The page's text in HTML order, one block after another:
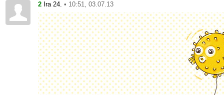
2 Ira 24. • 10:51, 03.07.13